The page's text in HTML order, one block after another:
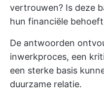
vertrouwen? Is deze
hun financiële
De antwoorden
inwerkproces, een
een sterke basis
duurzame relatie.